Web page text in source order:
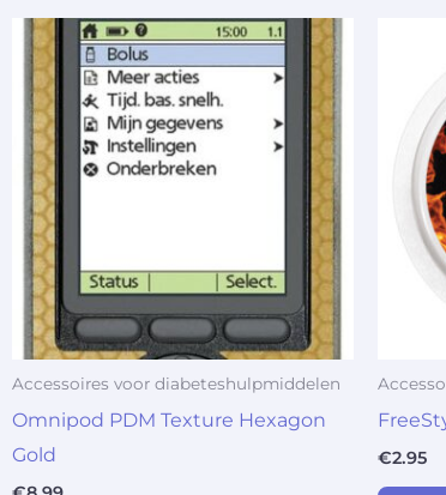
Accessoires voor diabeteshulpmiddelen
Omnipod PDM Texture Hexagon
Gold
€2.95